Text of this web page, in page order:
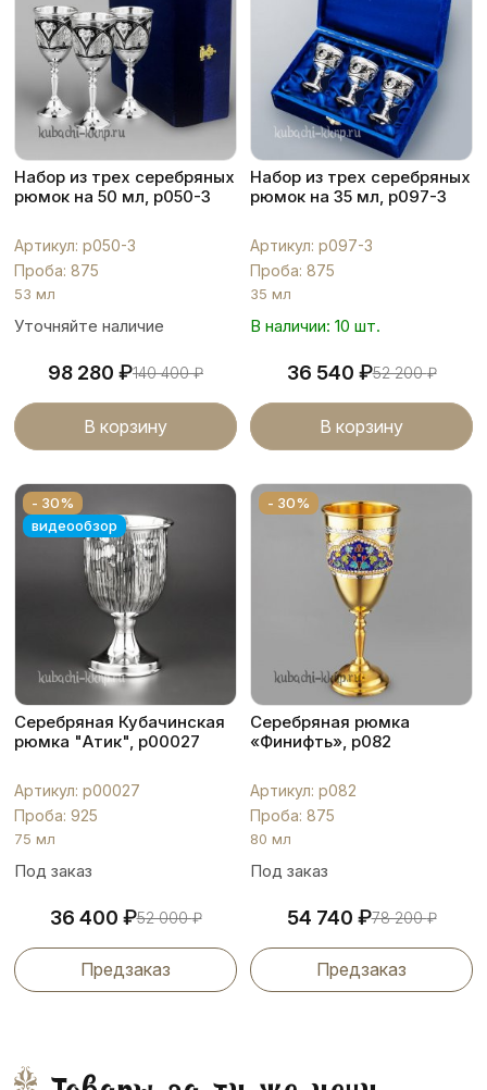
Набор из трех серебряных
рюмок на 50 мл, р050-3
Артикул: р050-3
Проба: 875
53 мл
Уточняйте наличие
98 280 ₽140 400₽
В корзину
Набор из трех серебряных
рюмок на 35 мл, р097-3
Артикул: р097-3
Проба: 875
35 мл
В наличии: 10 шт.
36 540 ₽52 200₽
В корзину
- 30%
видеообзор
Серебряная Кубачинская
рюмка "Атик", р00027
Артикул: р00027
Проба: 925
75 мл
Под заказ
36 400 ₽52 000₽
Предзаказ
- 30%
Серебряная рюмка
«Финифть», р082
Артикул: р082
Проба: 875
80 мл
Под заказ
54 740 ₽78 200₽
Предзаказ